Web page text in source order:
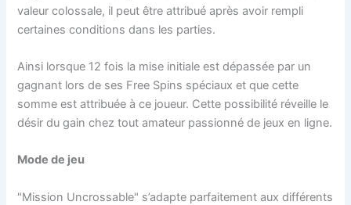
valeur colossale, il peut être attribué après avoir rempli
certaines conditions dans les parties.
Ainsi lorsque 12 fois la mise initiale est dépassée par un
gagnant lors de ses Free Spins spéciaux et que cette
somme est attribuée à ce joueur. Cette possibilité réveille le
désir du gain chez tout amateur passionné de jeux en ligne.
Mode de jeu
"Mission Uncrossable" s’adapte parfaitement aux différents